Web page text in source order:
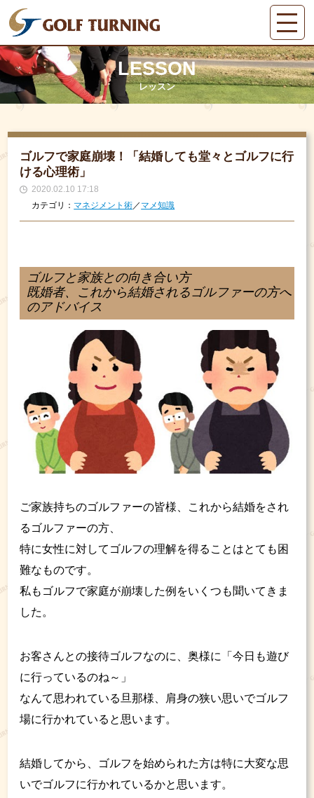
LESSON
レッスン
ゴルフで家庭崩壊！「結婚しても堂々とゴルフに行
ける心理術」
2020.02.10 17:18
カテゴリ： マネジメント術 ／ マメ知識
ゴルフと家族との向き合い方
既婚者、これから結婚されるゴルファーの方へ
のアドバイス
ご家族持ちのゴルファーの皆様、これから結婚をされ
るゴルファーの方、
特に女性に対してゴルフの理解を得ることはとても困
難なものです。
私もゴルフで家庭が崩壊した例をいくつも聞いてきま
した。
お客さんとの接待ゴルフなのに、奥様に「今日も遊び
に行っているのね～」
なんて思われている旦那様、肩身の狭い思いでゴルフ
場に行かれていると思います。
結婚してから、ゴルフを始められた方は特に大変な思
いでゴルフに行かれているかと思います。